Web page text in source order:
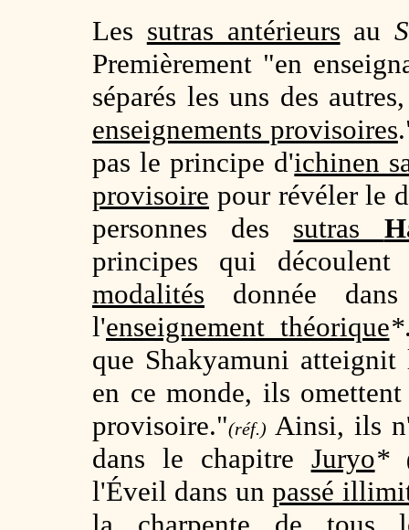
Les sutras antérieurs au
Premièrement "en
séparés les uns des
enseignements provisoires
pas le principe d'ichinen
provisoire pour révéler le
personnes des sutras
principes qui
modalités donnée
l'enseignement théorique*
que Shakyamuni
en ce monde, ils
provisoire."(réf.) Ainsi, ils
dans le chapitre Juryo*
l'Éveil dans unpassé